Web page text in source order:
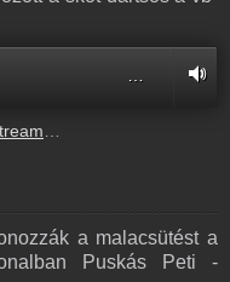
a-vb-rol-5.mp3
a malacsütést a
Puskás Peti -